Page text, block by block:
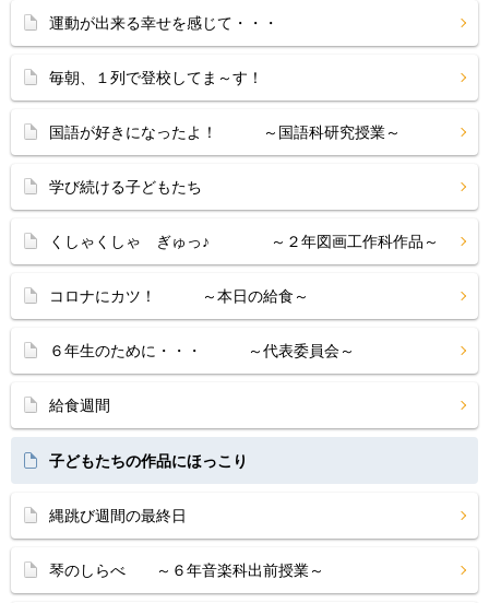
運動が出来る幸せを感じて・・・
毎朝、１列で登校してま～す！
国語が好きになったよ！ ～国語科研究授業～
学び続ける子どもたち
くしゃくしゃ ぎゅっ♪ ～２年図画工作科作品～
コロナにカツ！ ～本日の給食～
６年生のために・・・ ～代表委員会～
給食週間
子どもたちの作品にほっこり
縄跳び週間の最終日
琴のしらべ ～６年音楽科出前授業～